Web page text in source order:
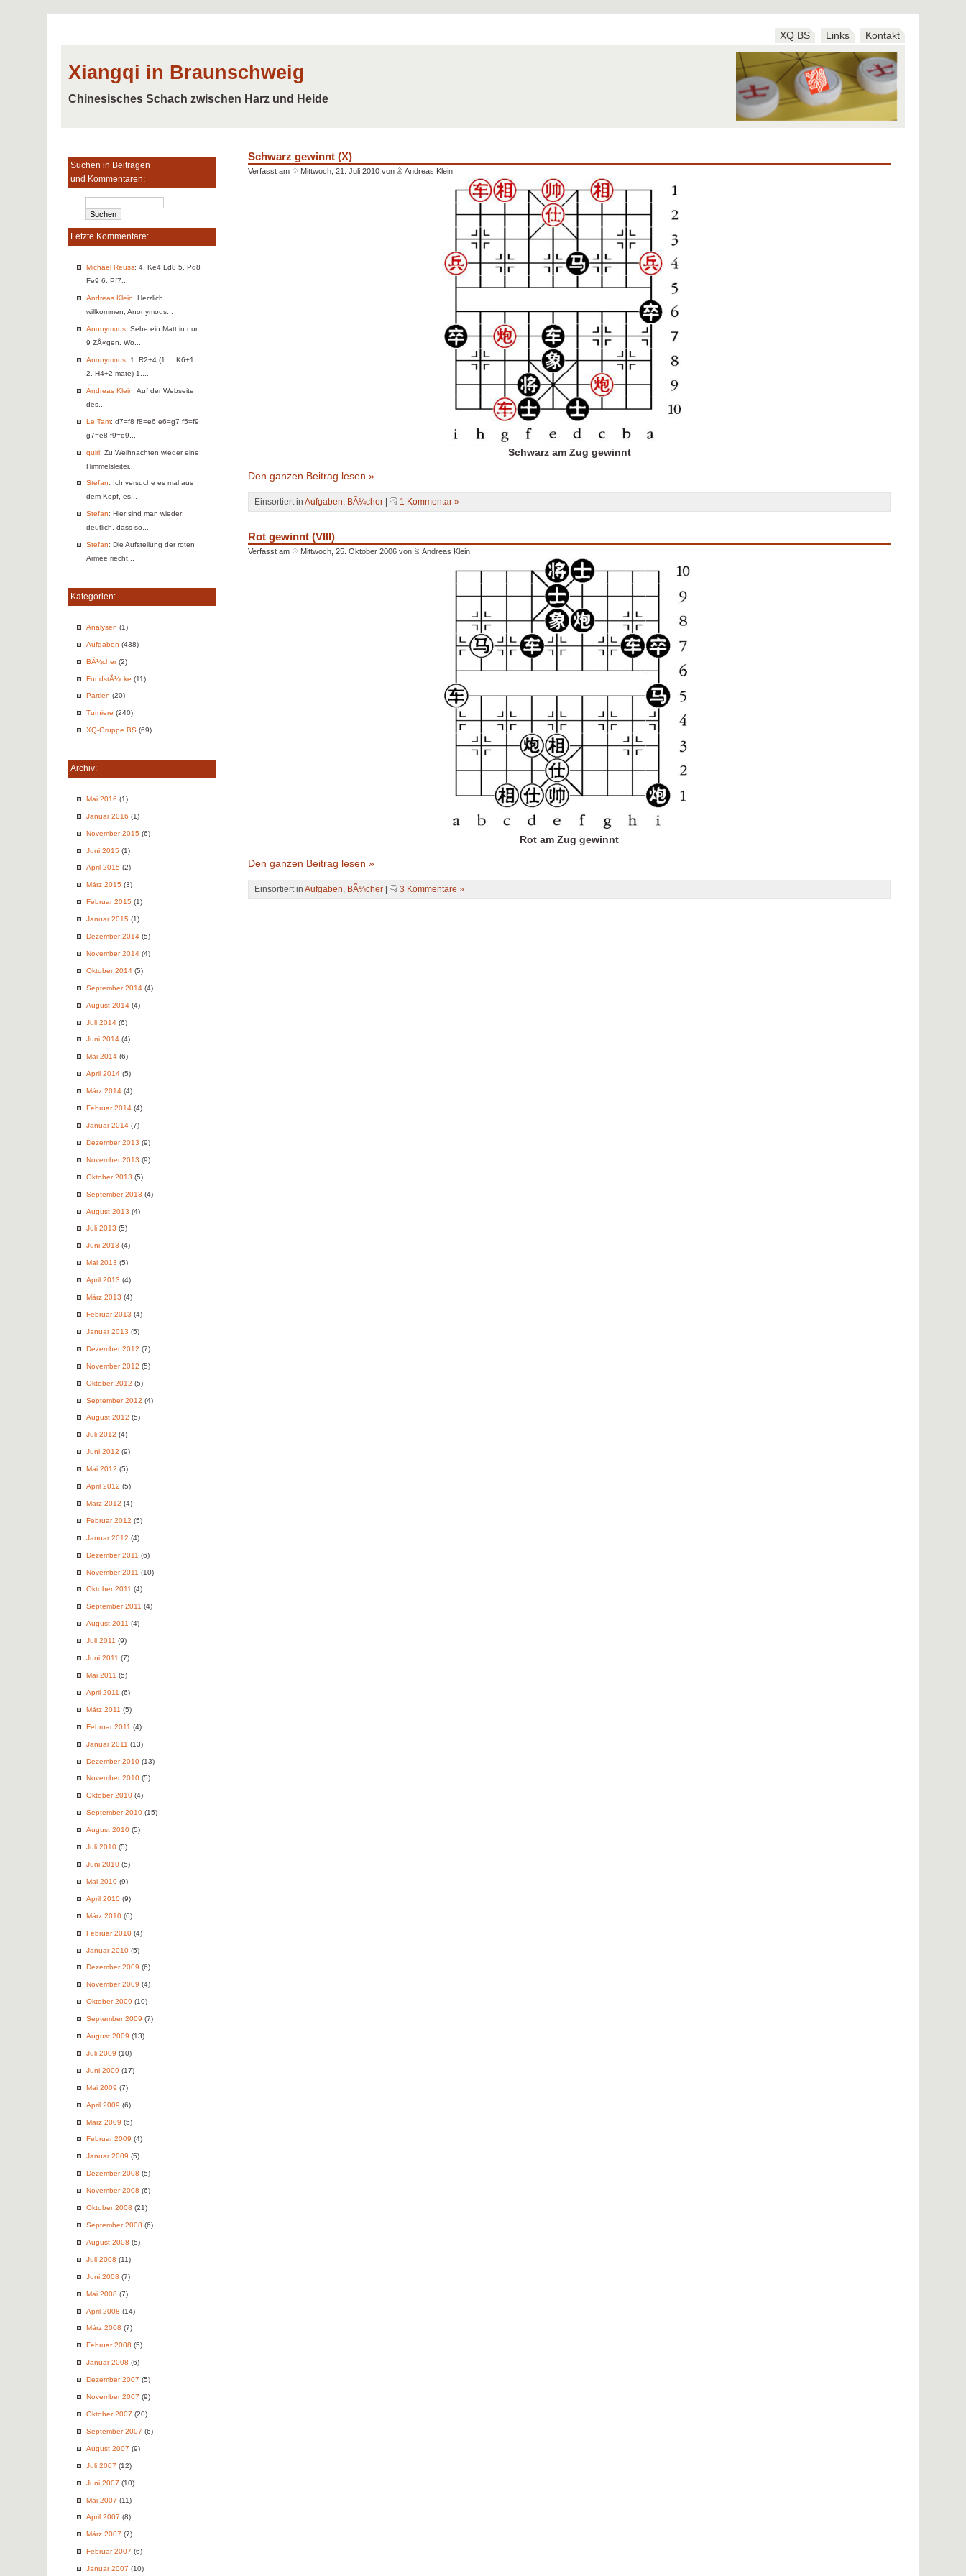
XQ BS Links Kontakt
Xiangqi in Braunschweig
Chinesisches Schach zwischen Harz und Heide
Suchen in Beiträgen
und Kommentaren:
Letzte Kommentare:
Michael Reuss: 4. Ke4 Ld8 5. Pd8
Fe9 6. Pf7...
Andreas Klein: Herzlich
willkommen, Anonymous...
Anonymous: Sehe ein Matt in nur
9 ZÅ«gen. Wo...
Anonymous: 1. R2+4 (1. ...K6+1
2. H4+2 mate) 1....
Andreas Klein: Auf der Webseite
des...
Le Tam: d7=f8 f8=e6 e6=g7 f5=f9
g7=e8 f9=e9...
quirl: Zu Weihnachten wieder eine
Himmelsleiter...
Stefan: Ich versuche es mal aus
dem Kopf, es...
Stefan: Hier sind man wieder
deutlich, dass so...
Stefan: Die Aufstellung der roten
Armee riecht...
Kategorien:
Analysen (1)
Aufgaben (438)
BÃ¼cher(2)
FundstÃ¼cke (11)
Partien (20)
Turniere (240)
XQ-Gruppe BS (69)
Archiv:
Mai 2016 (1)
Januar 2016 (1)
November 2015 (6)
Juni 2015 (1)
April 2015 (2)
März 2015 (3)
Februar 2015 (1)
Januar 2015 (1)
Dezember 2014 (5)
November 2014 (4)
Oktober 2014 (5)
September 2014 (4)
August 2014 (4)
Juli 2014 (6)
Juni 2014 (4)
Mai 2014 (6)
April 2014 (5)
März 2014 (4)
Februar 2014 (4)
Januar 2014 (7)
Dezember 2013 (9)
November 2013 (9)
Oktober 2013 (5)
September 2013 (4)
August 2013 (4)
Juli 2013 (5)
Juni 2013 (4)
Mai 2013 (5)
April 2013 (4)
März 2013 (4)
Februar 2013 (4)
Januar 2013 (5)
Dezember 2012 (7)
November 2012 (5)
Oktober 2012 (5)
September 2012 (4)
August 2012 (5)
Juli 2012 (4)
Juni 2012 (9)
Mai 2012 (5)
April 2012 (5)
März 2012 (4)
Februar 2012 (5)
Januar 2012 (4)
Dezember 2011 (6)
November 2011 (10)
Oktober 2011 (4)
September 2011 (4)
August 2011 (4)
Juli 2011 (9)
Juni 2011 (7)
Mai 2011 (5)
April 2011 (6)
März 2011 (5)
Februar 2011 (4)
Januar 2011 (13)
Dezember 2010 (13)
November 2010 (5)
Oktober 2010 (4)
September 2010 (15)
August 2010 (5)
Juli 2010 (5)
Juni 2010 (5)
Mai 2010 (9)
April 2010 (9)
März 2010 (6)
Februar 2010 (4)
Januar 2010 (5)
Dezember 2009 (6)
November 2009 (4)
Oktober 2009 (10)
September 2009 (7)
August 2009 (13)
Juli 2009 (10)
Juni 2009 (17)
Mai 2009 (7)
April 2009 (6)
März 2009 (5)
Februar 2009 (4)
Januar 2009 (5)
Dezember 2008 (5)
November 2008 (6)
Oktober 2008 (21)
September 2008 (6)
August 2008 (5)
Juli 2008 (11)
Juni 2008 (7)
Mai 2008 (7)
April 2008 (14)
März 2008 (7)
Februar 2008 (5)
Januar 2008 (6)
Dezember 2007 (5)
November 2007 (9)
Oktober 2007 (20)
September 2007 (6)
August 2007 (9)
Juli 2007 (12)
Juni 2007 (10)
Mai 2007 (11)
April 2007 (8)
März 2007 (7)
Februar 2007 (6)
Januar 2007 (10)
Schwarz gewinnt (X)
Verfasst am Mittwoch, 21. Juli 2010 von Andreas Klein
Schwarz am Zug gewinnt
Den ganzen Beitrag lesen »
Einsortiert inAufgaben, BÃ¼cher 1 Kommentar »
Rot gewinnt (VIII)
Verfasst am Mittwoch, 25. Oktober 2006 von Andreas Klein
Rot am Zug gewinnt
Den ganzen Beitrag lesen »
Einsortiert inAufgaben, BÃ¼cher 3 Kommentare »